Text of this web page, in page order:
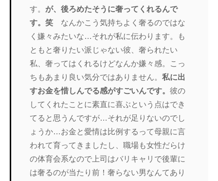
す。 が、後ろめたそうに奢ってくれるんで
す。笑 なんかこう気持ちよく奢るのではな
く嫌々みたいな…それが私に伝わります。も
ともと奢りたい派じゃない彼、奢られたい
私、奢ってはくれるけどなんか嫌々感。こっ
ちもあまり良い気分ではありません。私に出
すお金を惜しんでる感がすごいんです。彼の
してくれたことに素直に喜ぶという点はでき
てると思うんですが…それが足りないのでし
ょうか…お金と愛情は比例するって母親に言
われて育ってきましたし、職場も女性だらけ
の体育会系なので上司はバリキャリで後輩に
は奢るのが当たり前！奢らない男なんてあり